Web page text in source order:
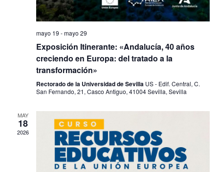
mayo 19 -mayo 29
Exposición Itinerante: «Andalucía, 40 años
creciendo en Europa: del tratado a la
transformación»
Rectorado de la Universidad de Sevilla US - Edif. Central, C.
San Fernando, 21, Casco Antiguo, 41004 Sevilla, Sevilla
MAY
18
2026